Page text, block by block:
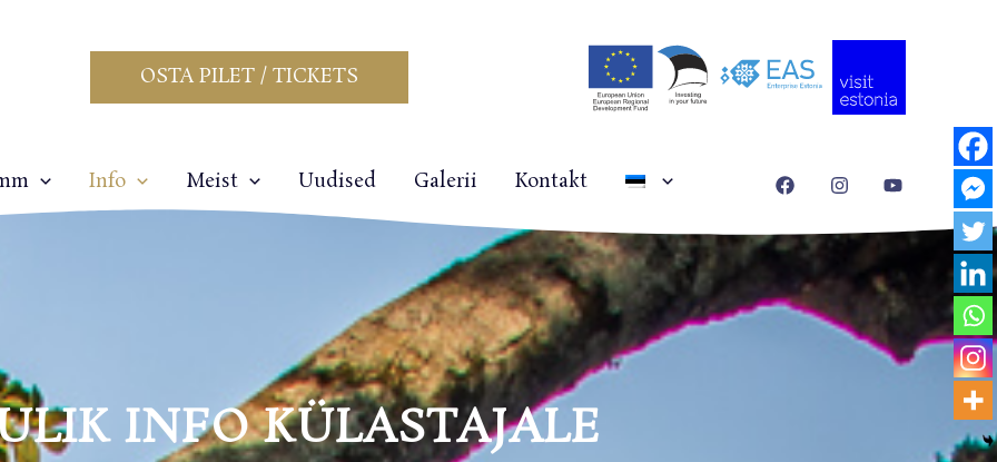
OSTA PILET / TICKETS
Info Meist Uudised Galerii Kontakt
INFO KÜLASTAJALE